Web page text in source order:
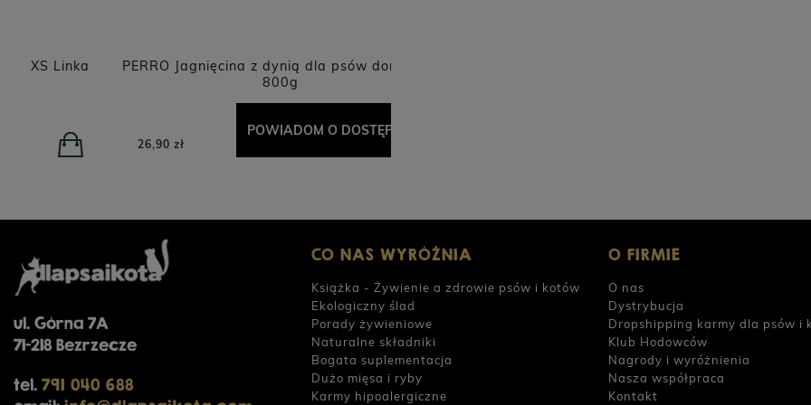
PERRO Jagnięcina z dynią dla psów dorosłych
26,90 zł
POWIADOM O DOSTĘPNOŚCI
ul. Górna 7A
71-218 Bezrzecze
tel. 791 040 688
CO NAS WYRÓŻNIA
Książka - Żywienie a zdrowie psów i kotów
Ekologiczny ślad
Porady żywieniowe
Naturalne składniki
Bogata suplementacja
Dużo mięsa i ryby
Karmy hipoalergiczne
O FIRMIE
O nas
Dystrybucja
Dropshipping karmy dla psów i
Klub Hodowców
Nagrody i wyróżnienia
Nasza współpraca
Kontakt